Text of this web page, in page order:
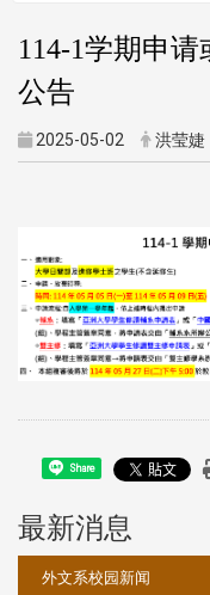
114-1学期申请
公告
2025-05-02 洪莹婕
Share
最新消息
外文系校园新闻